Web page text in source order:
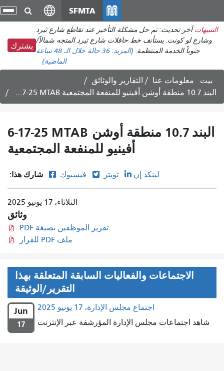
انتقل
إلى
المحتوى
الرئيسي
SFMTA
التنبيهات آخر تحديث: تم حل مشكلة التأخير عند تقاطع شارع ثيرد
وشارع لو كونت. يستأنف خط حافلات شارع ثيرد المتجه شمالاً/
جنوباً الخدمة المنتظمة. (المزيد: 36 حالة
خلال الـ 48 ساعة
الماضية)
يشترك
بيت معلومات عنا
التقارير والوثائق
6-17-25 MTAB البند 10.7 منطقة أوشن أفينيو للمنفعة المجتمعية
6-17-25 MTAB البند 10.7 منطقة أوشن
أفينيو للمنفعة المجتمعية
شارك هذا: فيسبوك تويتر لينكد إن
الثلاثاء، 17 يونيو 2025
وثائق
تقرير الموظفين بصيغة PDF
ملف PDF للقرار
الاجتماعات والفعاليات السابقة المتعلقة بهذا
التقرير/الوثيقة
Jun
17
اجتماع مجلس الإدارة، 17 يونيو 2025
شاهد اجتماعات مجلس الإدارة المؤرشفة عبر الإنترنت